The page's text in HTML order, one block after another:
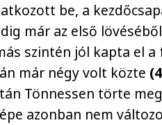
be, a
már az első lövéséből
szintén jól kapta el
már négy volt közte
Tönnessen törte
azonban nem